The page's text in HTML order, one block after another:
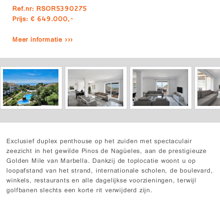
Ref.nr: RSOR5390275
Prijs: € 649.000,-
Meer informatie ›››
Exclusief duplex penthouse op het zuiden met spectaculair
zeezicht in het gewilde Pinos de Nagüeles, aan de prestigieuze
Golden Mile van Marbella. Dankzij de toplocatie woont u op
loopafstand van het strand, internationale scholen, de boulevard,
winkels, restaurants en alle dagelijkse voorzieningen, terwijl
golfbanen slechts een korte rit verwijderd zijn.